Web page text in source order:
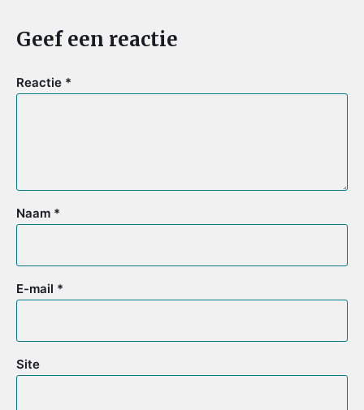
Geef een reactie
Reactie *
Naam *
E-mail *
Site